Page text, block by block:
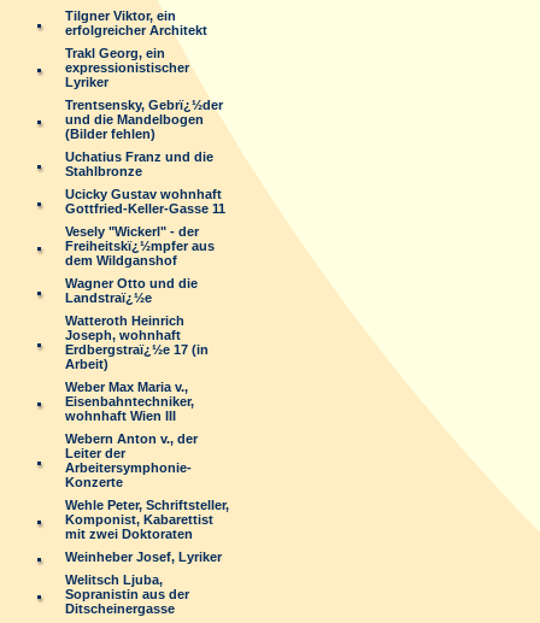
Tilgner Viktor, ein
erfolgreicher Architekt
Trakl Georg, ein
expressionistischer
Lyriker
Trentsensky, Gebrï¿½der
und die Mandelbogen
(Bilder fehlen)
Uchatius Franz und die
Stahlbronze
Ucicky Gustav wohnhaft
Gottfried-Keller-Gasse 11
Vesely "Wickerl" - der
Freiheitskï¿½mpfer aus
dem Wildganshof
Wagner Otto und die
Landstraï¿½e
Watteroth Heinrich
Joseph, wohnhaft
Erdbergstraï¿½e 17 (in
Arbeit)
Weber Max Maria v.,
Eisenbahntechniker,
wohnhaft Wien III
Webern Anton v., der
Leiter der
Arbeitersymphonie-
Konzerte
Wehle Peter, Schriftsteller,
Komponist, Kabarettist
mit zwei Doktoraten
Weinheber Josef, Lyriker
Welitsch Ljuba,
Sopranistin aus der
Ditscheinergasse